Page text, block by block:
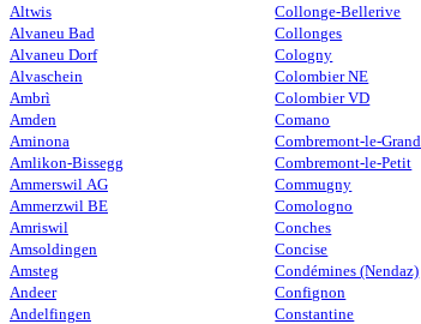
Altwis
Alvaneu Bad
Alvaneu Dorf
Alvaschein
Ambrì
Amden
Aminona
Amlikon-Bissegg
Ammerswil AG
Ammerzwil BE
Amriswil
Amsoldingen
Amsteg
Andeer
Andelfingen
Collonge-Bellerive
Collonges
Cologny
Colombier NE
Colombier VD
Comano
Combremont-le-Grand
Combremont-le-Petit
Commugny
Comologno
Conches
Concise
Condémines (Nendaz)
Confignon
Constantine